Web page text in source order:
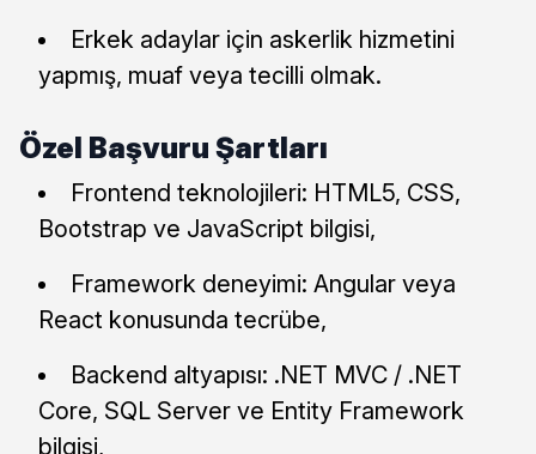
Erkek adaylar için askerlik hizmetini
yapmış, muaf veya tecilli olmak.
Özel Başvuru Şartları
Frontend teknolojileri: HTML5, CSS,
Bootstrap ve JavaScript bilgisi,
Framework deneyimi: Angular veya
React konusunda tecrübe,
Backend altyapısı: .NET MVC / .NET
Core, SQL Server ve Entity Framework
bilgisi,